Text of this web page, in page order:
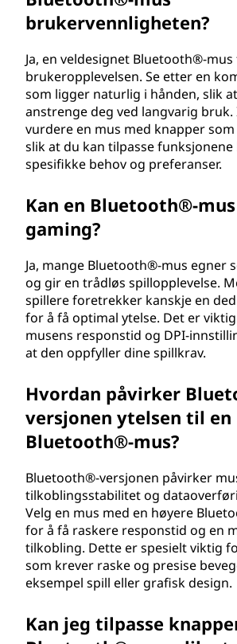
brukervennligheten?
Ja, en veldesignet Bluetooth®-
brukeropplevelsen. Se etter en
som ligger naturlig i hånden, slik
anstrenge deg ved langvarig
vurdere en mus med knapper som
slik at du kan tilpasse
spesifikke behov og preferanser.
Kan en Bluetooth®-
gaming?
Ja, mange Bluetooth®-mus egner
og gir en trådløs spillopplevelse.
spillere foretrekker kanskje en
for å få optimal ytelse. Det er
musens responstid og DPI-
at den oppfyller dine spillkrav.
Hvordan påvirker
versjonen ytelsen til en
Bluetooth®-mus?
Bluetooth®-versjonen påvirker
tilkoblingsstabilitet og
Velg en mus med en høyere
for å få raskere responstid og en
tilkobling. Dette er spesielt viktig
som krever raske og presise
eksempel spill eller grafisk design.
Kan jeg tilpasse